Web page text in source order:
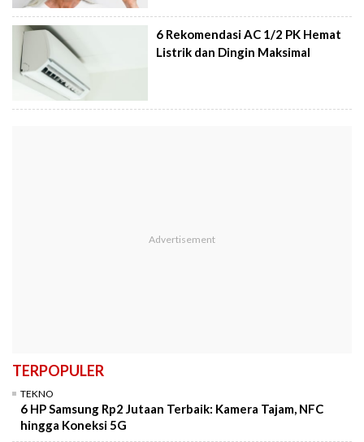
6 Rekomendasi AC 1/2 PK Hemat
Listrik dan Dingin Maksimal
TERPOPULER
TEKNO
6 HP Samsung Rp2 Jutaan Terbaik: Kamera Tajam, NFC
hingga Koneksi 5G